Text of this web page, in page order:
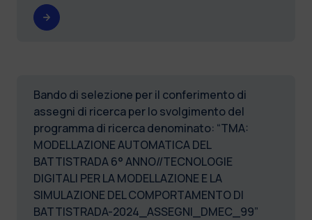
Bando di selezione per il conferimento di
assegni di ricerca per lo svolgimento del
programma di ricerca denominato: “TMA:
MODELLAZIONE AUTOMATICA DEL
BATTISTRADA 6° ANNO//TECNOLOGIE
DIGITALI PER LA MODELLAZIONE E LA
SIMULAZIONE DEL COMPORTAMENTO DI
BATTISTRADA-2024_ASSEGNI_DMEC_99”